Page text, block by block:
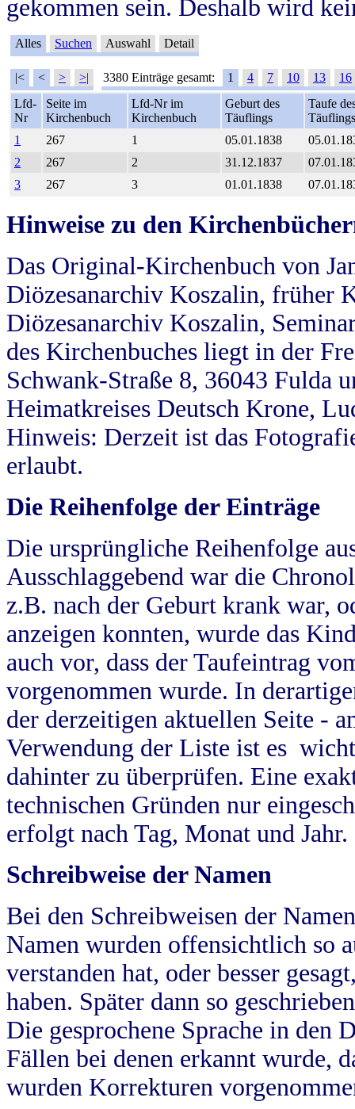
gekommen sein. Deshalb wird
Alles Suchen Auswahl Detail
|< < > >| 3380 Einträge gesamt: 1 4 7 10 13
16
Lfd-
Nr
Seite im
Kirchenbuch
Lfd-Nr im
Kirchenbuch
Geburt des
Täuflings
Taufe
Täuflings
1
267 1 05.01.1838
2
267 2 31.12.1837
3
267 3 01.01.1838
Hinweise zu den
Das Original-Kirchenbuch von
Diözesanarchiv Koszalin, früher
Diözesanarchiv Koszalin,
des Kirchenbuches liegt in der
Schwank-Straße 8, 36043 Fulda
Heimatkreises Deutsch Krone,
Hinweis: Derzeit ist das
erlaubt.
Die Reihenfolge der Einträge
Die ursprüngliche Reihenfolge
Ausschlaggebend war die
z.B. nach der Geburt krank war,
anzeigen konnten, wurde das
auch vor, dass der Taufeintrag
vorgenommen wurde. In
der derzeitigen aktuellen Seite -
Verwendung der Liste ist es
dahinter zu überprüfen. Eine
technischen Gründen nur
erfolgt nach Tag, Monat und Jahr.
Schreibweise der Namen
Bei den Schreibweisen der
Namen wurden offensichtlich so
verstanden hat, oder besser
haben. Später dann so
Die gesprochene Sprache in
Fällen bei denen erkannt wurde,
wurden Korrekturen